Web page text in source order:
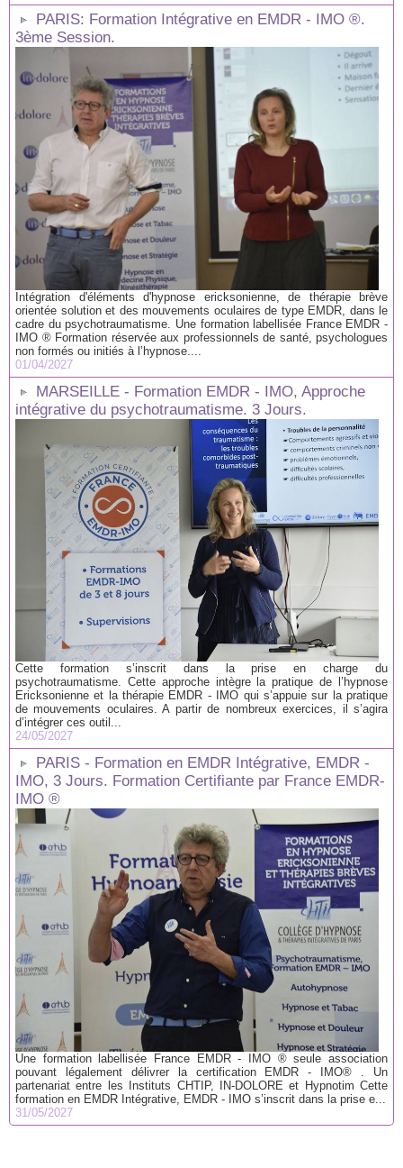
PARIS: Formation Intégrative en EMDR - IMO ®.
3ème Session.
Intégration d'éléments d'hypnose ericksonienne, de thérapie brève
orientée solution et des mouvements oculaires de type EMDR, dans le
cadre du psychotraumatisme. Une formation labellisée France EMDR -
IMO ® Formation réservée aux professionnels de santé, psychologues
non formés ou initiés à l’hypnose....
01/04/2027
MARSEILLE - Formation EMDR - IMO, Approche
intégrative du psychotraumatisme. 3 Jours.
Cette formation s’inscrit dans la prise en charge du
psychotraumatisme. Cette approche intègre la pratique de l’hypnose
Ericksonienne et la thérapie EMDR - IMO qui s’appuie sur la pratique
de mouvements oculaires. A partir de nombreux exercices, il s’agira
d’intégrer ces outil...
24/05/2027
PARIS - Formation en EMDR Intégrative, EMDR -
IMO, 3 Jours. Formation Certifiante par France EMDR-
IMO ®
Une formation labellisée France EMDR - IMO ® seule association
pouvant légalement délivrer la certification EMDR - IMO® . Un
partenariat entre les Instituts CHTIP, IN-DOLORE et Hypnotim Cette
formation en EMDR Intégrative, EMDR - IMO s’inscrit dans la prise e...
31/05/2027